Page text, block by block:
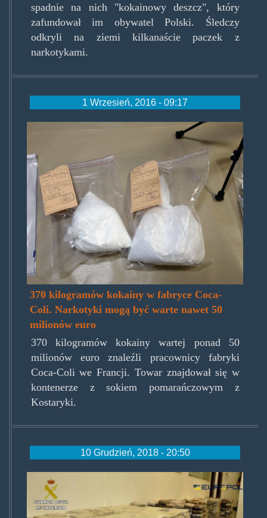
spadnie na nich "kokainowy deszcz", który
zafundował im obywatel Polski. Śledczy
odkryli na ziemi kilkanaście paczek z
narkotykami.
1 Wrzesień, 2016 - 09:17
coca-
cola.jpg
370 kilogramów kokainy w fabryce Coca-
Coli. Narkotyki mogą być warte nawet 50
milionów euro
​370 kilogramów kokainy wartej ponad 50
milionów euro znaleźli pracownicy fabryki
Coca-Coli we Francji. Towar znajdował się w
kontenerze z sokiem pomarańczowym z
Kostaryki.
10 Grudzień, 2018 - 20:50
roberdawescocaine.jpg